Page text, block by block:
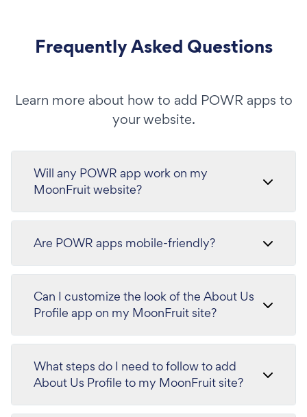
Frequently Asked Questions
Learn more about how to add POWR apps to
your website.
Will any POWR app work on my
MoonFruit website?
Are POWR apps mobile-friendly?
Can I customize the look of the About Us
Profile app on my MoonFruit site?
What steps do I need to follow to add
About Us Profile to my MoonFruit site?